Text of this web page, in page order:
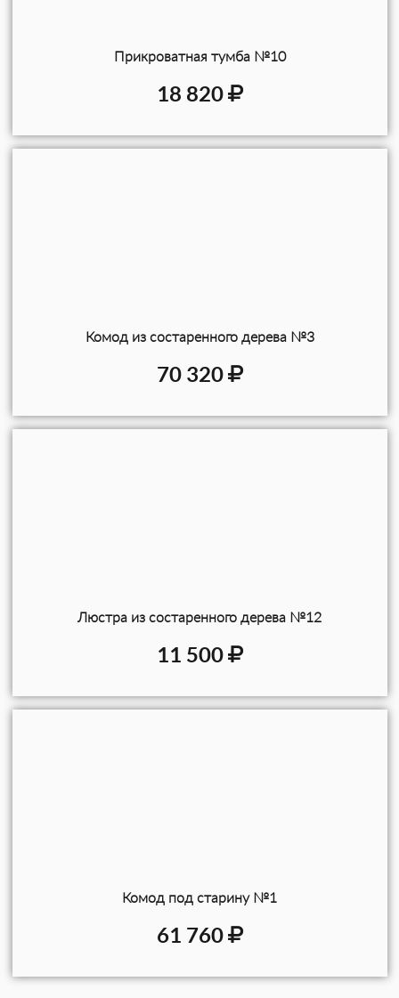
Прикроватная тумба №10
18 820
Комод из состаренного дерева №3
70 320
Люстра из состаренного дерева №12
11 500
Комод под старину №1
61 760